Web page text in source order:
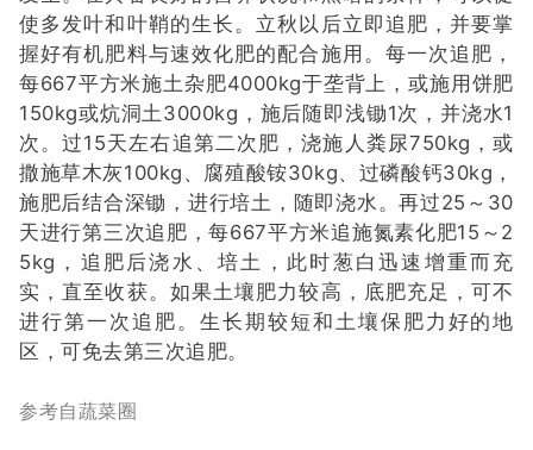
使多发叶和叶鞘的生长。立秋以后立即追肥，并要掌
握好有机肥料与速效化肥的配合施用。每一次追肥，
每667平方米施土杂肥4000kg于垄背上，或施用饼肥
150kg或炕洞土3000kg，施后随即浅锄1次，并浇水1
次。过15天左右追第二次肥，浇施人粪尿750kg，或
撒施草木灰100kg、腐殖酸铵30kg、过磷酸钙30kg，
施肥后结合深锄，进行培土，随即浇水。再过25～30
天进行第三次追肥，每667平方米追施氮素化肥15～2
5kg，追肥后浇水、培土，此时葱白迅速增重而充
实，直至收获。如果土壤肥力较高，底肥充足，可不
进行第一次追肥。生长期较短和土壤保肥力好的地
区，可免去第三次追肥。
参考自蔬菜圈